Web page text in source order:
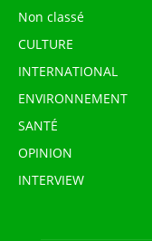
Non classé
CULTURE
INTERNATIONAL
ENVIRONNEMENT
SANTÉ
OPINION
INTERVIEW